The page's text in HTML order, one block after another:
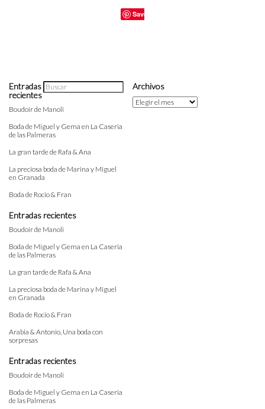
Save
Entradas
recientes
Boudoir de Manoli
Boda de Miguel y Gema en La Caseria
de las Palmeras
La gran tarde de Rafa & Ana
La preciosa boda de Marina y Miguel
en Granada
Boda de Rocio & Fran
Entradas recientes
Boudoir de Manoli
Boda de Miguel y Gema en La Caseria
de las Palmeras
La gran tarde de Rafa & Ana
La preciosa boda de Marina y Miguel
en Granada
Boda de Rocio & Fran
Arabia & Antonio, Una boda con
sorpresas
Entradas recientes
Boudoir de Manoli
Boda de Miguel y Gema en La Caseria
de las Palmeras
Archivos
Archivos